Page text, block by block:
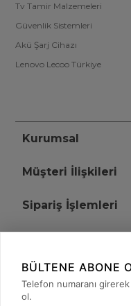
Tv Tamir Malzemeleri
Güvenlik Sistemleri
Akü Şarj Cihazı
Lenovo Lecoo Türkiye
Kurumsal
Müşteri İlişkileri
Sipariş İşlemleri
+90
BÜLTENE ABONE
Telefon numaranı
ol.